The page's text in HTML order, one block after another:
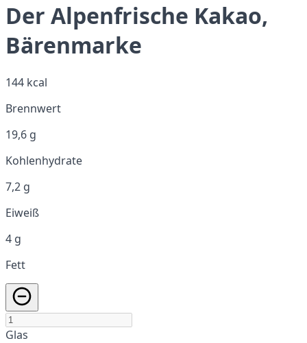
Der Alpenfrische Kakao,
Bärenmarke
144 kcal
Brennwert
19,6 g
Kohlenhydrate
7,2 g
Eiweiß
4 g
Fett
Glas